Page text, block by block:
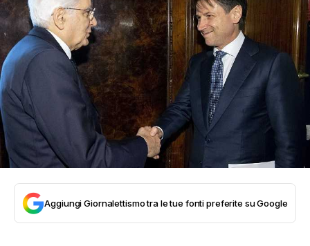
Aggiungi Giornalettismo tra le tue fonti preferite su Google